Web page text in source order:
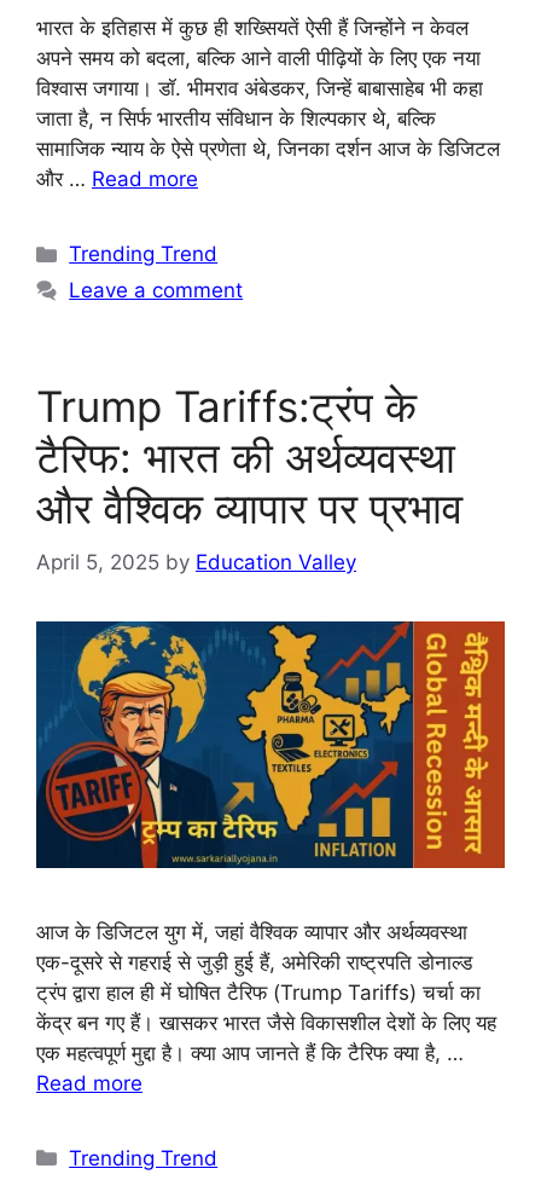
भारत के इतिहास में कुछ ही शख्सियतें ऐसी हैं जिन्होंने न केवल
अपने समय को बदला, बल्कि आने वाली पीढ़ियों के लिए एक नया
विश्वास जगाया। डॉ. भीमराव अंबेडकर, जिन्हें बाबासाहेब भी कहा
जाता है, न सिर्फ भारतीय संविधान के शिल्पकार थे, बल्कि
सामाजिक न्याय के ऐसे प्रणेता थे, जिनका दर्शन आज के डिजिटल
और … Read more
Trending Trend
Leave a comment
Trump Tariffs:ट्रंप के
टैरिफ: भारत की अर्थव्यवस्था
और वैश्विक व्यापार पर प्रभाव
April 5, 2025 by Education Valley
आज के डिजिटल युग में, जहां वैश्विक व्यापार और अर्थव्यवस्था
एक-दूसरे से गहराई से जुड़ी हुई हैं, अमेरिकी राष्ट्रपति डोनाल्ड
ट्रंप द्वारा हाल ही में घोषित टैरिफ (Trump Tariffs) चर्चा का
केंद्र बन गए हैं। खासकर भारत जैसे विकासशील देशों के लिए यह
एक महत्वपूर्ण मुद्दा है। क्या आप जानते हैं कि टैरिफ क्या है, …
Read more
Trending Trend